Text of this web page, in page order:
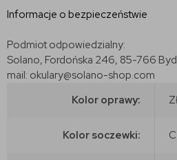
Informacje o bezpieczeństwie
Podmiot odpowiedzialny:
Solano, Fordońska 246, 85-766
mail: okulary@solano-shop.com
Kolor oprawy:
Kolor soczewki: